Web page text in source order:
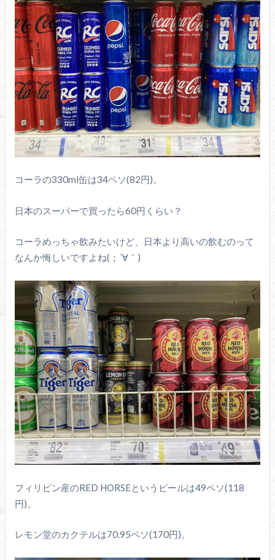
コーラの330ml缶は34ペソ(82円)。
日本のスーパーで買ったら60円くらい？
コーラめっちゃ飲みたいけど、日本より高いの飲むのって
なんか悔しいですよね(；´∀｀)
フィリピン産のRED HORSEというビールは49ペソ(118
円)。
レモン堂のカクテルは70.95ペソ(170円)。